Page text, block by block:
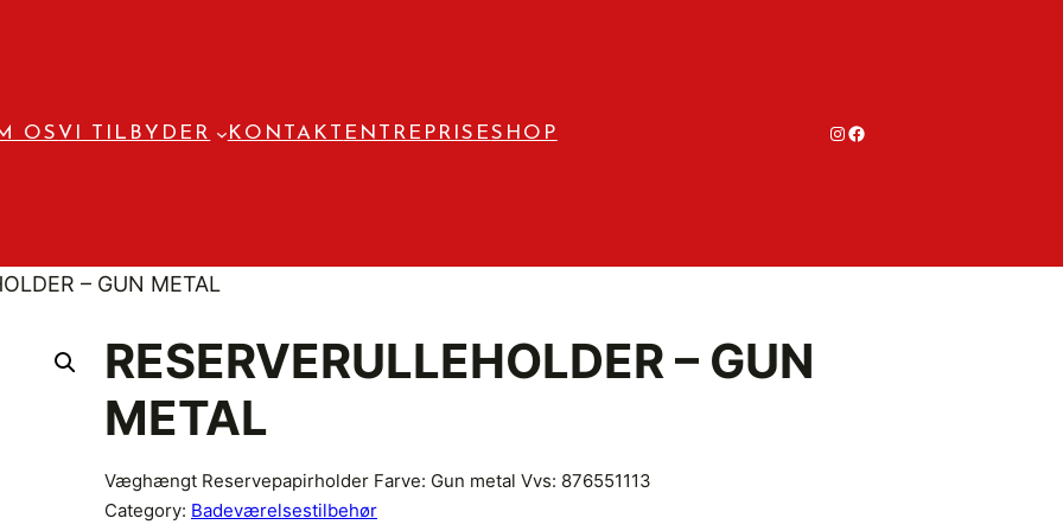
OS VI TILBYDER KONTAKT ENTREPRISESHOP # #
– GUN METAL
RESERVERULLEHOLDER – GUN
METAL
Væghængt Reservepapirholder Farve: Gun metal Vvs: 876551113
Category: Badeværelsestilbehør